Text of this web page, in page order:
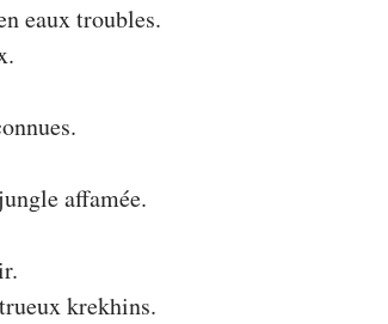
eaux troubles.
affamée.
krekhins.